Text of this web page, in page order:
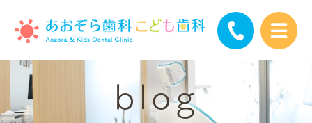
blog